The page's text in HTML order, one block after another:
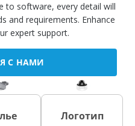
to software, every detail will
and requirements. Enhance
expert support.
С НАМИ
Логотип